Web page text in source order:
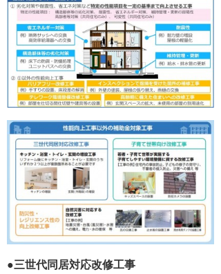
●三世代同居対応改修工事